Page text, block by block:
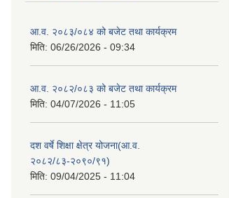
आ.व. २०८३/०८४ को बजेट तथा कार्यक्रम
मिति: 06/26/2026 - 09:34
आ.व. २०८२/०८३ को बजेट तथा कार्यक्रम
मिति: 04/07/2026 - 11:05
दश वर्षे शिक्षा क्षेत्र योजना(आ.व.
२०८२/८३-२०९०/९१)
मिति: 09/04/2025 - 11:04